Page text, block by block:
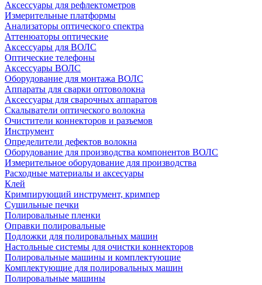
Аксессуары для рефлектометров
Измерительные платформы
Анализаторы оптического спектра
Аттенюаторы оптические
Аксессуары для ВОЛС
Оптические телефоны
Аксессуары ВОЛС
Оборудование для монтажа ВОЛС
Аппараты для сварки оптоволокна
Аксессуары для сварочных аппаратов
Скалыватели оптического волокна
Очистители коннекторов и разъемов
Инструмент
Определители дефектов волокна
Оборудование для производства компонентов ВОЛС
Измерительное оборудование для производства
Расходные материалы и аксесуары
Клей
Кримпирующий инструмент, кримпер
Сушильные печки
Полировальные пленки
Оправки полировальные
Подложки для полировальных машин
Настольные системы для очистки коннекторов
Полировальные машины и комплектующие
Комплектующие для полировальных машин
Полировальные машины